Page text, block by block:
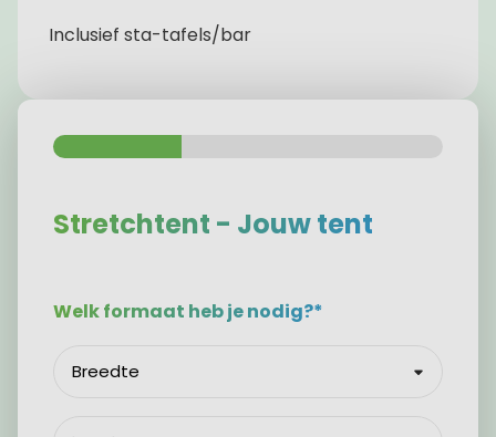
Inclusief sta-tafels/bar
Stretchtent - Jouw tent
Welk formaat heb je nodig?*
Breedte